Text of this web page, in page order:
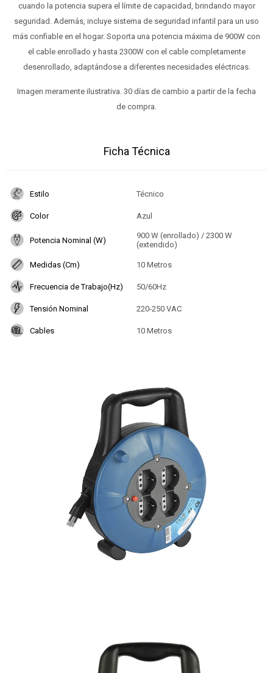
cuando la potencia supera el límite de capacidad, brindando mayor
seguridad. Además, incluye sistema de seguridad infantil para un uso
más confiable en el hogar. Soporta una potencia máxima de 900W con
el cable enrollado y hasta 2300W con el cable completamente
desenrollado, adaptándose a diferentes necesidades eléctricas.
Imagen meramente ilustrativa. 30 días de cambio a partir de la fecha
de compra.
Ficha Técnica
Estilo Técnico
Color Azul
Potencia Nominal (W)
900 W (enrollado) / 2300 W
(extendido)
Medidas (Cm) 10 Metros
Frecuencia de Trabajo(Hz) 50/60Hz
Tensión Nominal 220-250 VAC
Cables 10 Metros